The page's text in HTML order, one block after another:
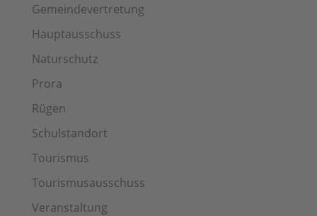
Gemeindevertretung
Hauptausschuss
Naturschutz
Prora
Rügen
Schulstandort
Tourismus
Tourismusausschuss
Veranstaltung